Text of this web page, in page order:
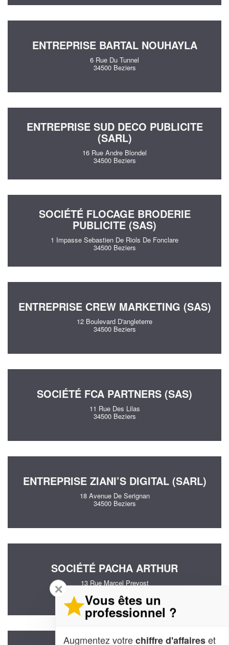
ENTREPRISE BARTAL NOUHAYLA
6 Rue Du Tunnel
34500 Beziers
ENTREPRISE SUD DECO PUBLICITE
(SARL)
16 Rue Andre Blondel
34500 Beziers
SOCIÉTÉ FLOCAGE BRODERIE
PUBLICITE (SAS)
1 Impasse Sebastien De Riols De Fonclare
34500 Beziers
ENTREPRISE CREW MARKETING (SAS)
12 Boulevard D'angleterre
34500 Beziers
SOCIÉTÉ FCA PARTNERS (SAS)
11 Rue Des Lilas
34500 Beziers
ENTREPRISE ZIANI’S DIGITAL (SARL)
18 Avenue De Serignan
34500 Beziers
SOCIÉTÉ PACHA ARTHUR
13 Rue Marcel Prevost
✕
Vous êtes un
professionnel ?
Augmentez votrechiffre d'affaireset